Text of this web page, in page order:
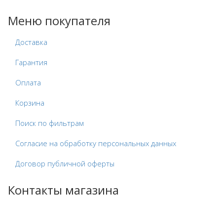
Меню покупателя
Доставка
Гарантия
Оплата
Корзина
Поиск по фильтрам
Согласие на обработку персональных данных
Договор публичной оферты
Контакты магазина